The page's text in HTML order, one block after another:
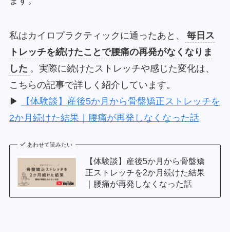
私はカイロプラクティックに通ったあと、
毎日ス
トレッチを続けたことで腰痛の再発がなくなりま
した 。実際に続けたストレッチや感じた変化は、
こちらの記事で詳しく紹介しています。
▶
【体験談】産後5か月から骨盤矯正ストレッチを
2か月続けた結果｜腰痛が再発しなくなった話
あわせて読みたい
【体験談】産後5か月から骨盤矯
正ストレッチを2か月続けた結果
｜腰痛が再発しなくなった話